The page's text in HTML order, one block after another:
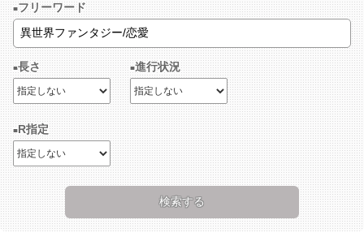
フリーワード
長さ 進行状況
R指定